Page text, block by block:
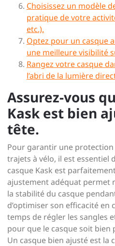
Choisissez un modèle
pratique de votre
etc.).
Optez pour un casque
une meilleure visibilité
Rangez votre casque
l’abri de la lumière
Assurez-vous
Kask est bien
tête.
Pour garantir une protection
trajets à vélo, il est essentiel
casque Kask est
ajustement adéquat permet
la stabilité du casque
d’optimiser son efficacité en
temps de régler les sangles
pour que le casque soit
Un casque bien ajusté est la